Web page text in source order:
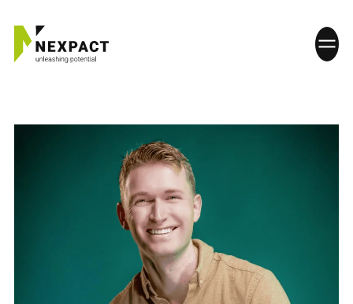
HOME
WAT WE DOEN
PLAN JE INSPIRATIEDAG
WERKEN BIJ